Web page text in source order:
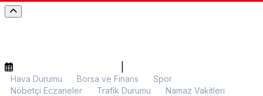
Hava Durumu Borsa ve Finans
Spor
Nöbetçi Eczaneler
Trafik Durumu
Namaz Vakitleri